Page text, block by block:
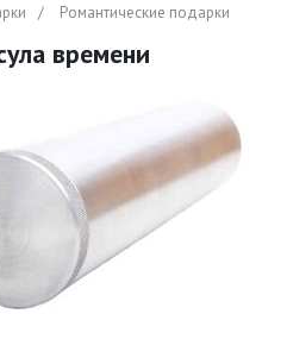
Романтические подарки
времени